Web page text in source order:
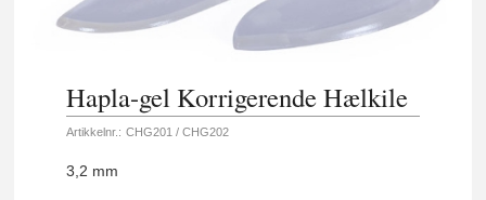
Hapla-gel Korrigerende Hælkile
Artikkelnr.: CHG201 / CHG202
3,2 mm